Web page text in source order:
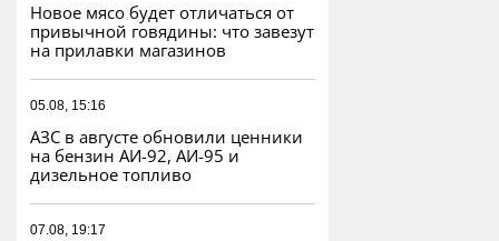
Новое мясо будет отличаться от
привычной говядины: что завезут
на прилавки магазинов
05.08, 15:16
АЗС в августе обновили ценники
на бензин АИ-92, АИ-95 и
дизельное топливо
07.08, 19:17